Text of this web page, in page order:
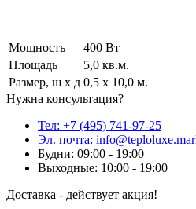
Мощность
400 Вт
Площадь
5,0 кв.м.
Размер, ш х д 0,5 х 10,0 м.
Нужна консультация?
Тел: +7 (495) 741-97-25
Эл. почта:
Будни: 09:00 - 19:00
Выходные: 10:00 - 19:00
Доставка - действует акция!